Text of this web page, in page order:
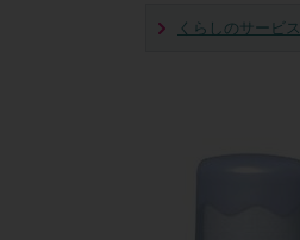
くらしのサービス